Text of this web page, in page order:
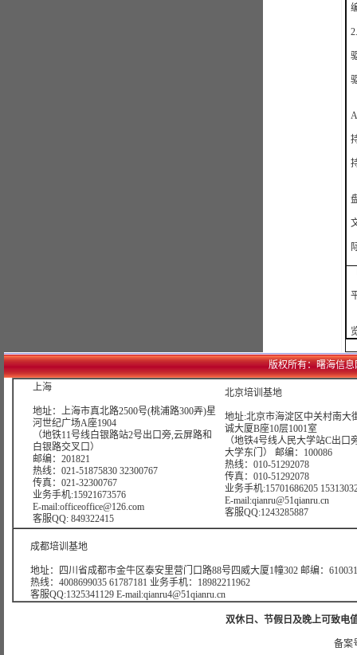
版权所有：曙海信息
上海
地址：上海市真北路2500号(桃浦路300弄)星
河世纪广场A座1904
（地铁11号线白银路站2号出口旁,云屏路和
白银路交叉口）
邮编：201821
热线：021-51875830 32300767
传真：021-32300767
业务手机:15921673576
E-mail:officeoffice@126.com
客服QQ: 849322415
北京培训基地
地址:北京市海淀区中关村南大
诚大厦B座10层1001室
（地铁4号线人民大学站C出口
大学东门） 邮编：100086
热线：010-51292078
传真：010-51292078
业务手机:15701686205
E-mail:qianru@51qianru.cn
客服QQ:1243285887
成都培训基地
地址：四川省成都市金牛区泰安里营门口路88号四威大厦1幢302 邮编：610031
热线：4008699035 61787181 业务手机：18982211962
客服QQ:1325341129 E-mail:qianru4@51qianru.cn
双休日、节假日及晚上可致电
备案